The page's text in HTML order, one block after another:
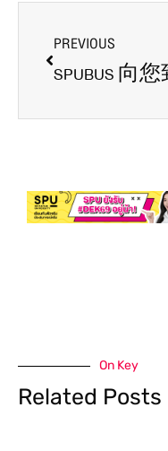
PREVIOUS
On Key
Related Posts